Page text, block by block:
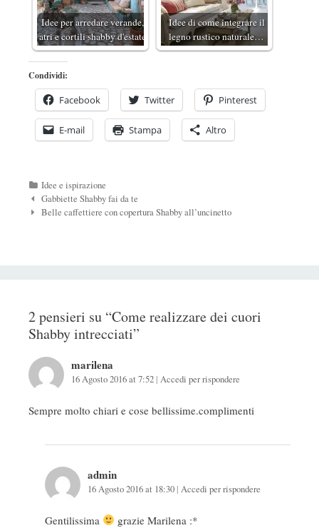
Idee per arredare verande,
atri e cortili shabby d'estate
Idee di come integrare il
legno rustico naturale…
Condividi:
Facebook Twitter Pinterest
E-mail Stampa Altro
Categorie
Idee e ispirazione
Navigazione
Post
Gabbiette Shabby fai da te
Belle caffettiere con copertura Shabby all’uncinetto
2 pensieri su “Come realizzare dei cuori
Shabby intrecciati”
marilena
16 Agosto 2016 at 7:52 | Accedi per rispondere
Sempre molto chiari e cose bellissime.complimenti
admin
16 Agosto 2016 at 18:30 | Accedi per rispondere
Gentilissima grazie Marilena :*